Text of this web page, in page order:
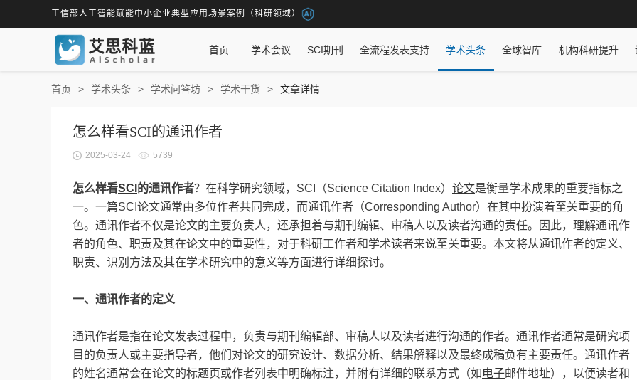
工信部人工智能赋能中小企业典型应用场景案例（科研领域）
首页 学术会议 SCI期刊 全流程发表支持 学术头条 全球智库 机构科研提升
首页 学术头条 学术问答坊 学术干货 文章详情
怎么样看SCI的通讯作者
2025-03-24 5739
怎么样看SCI 的通讯作者？在科学研究领域，SCI（Science Citation Index） 论文是衡量学术成果的重要指标之
一。一篇SCI论文通常由多位作者共同完成，而通讯作者（Corresponding Author）在其中扮演着至关重要的角
色。通讯作者不仅是论文的主要负责人，还承担着与期刊编辑、审稿人以及读者沟通的责任。因此，理解通讯作
者的角色、职责及其在论文中的重要性，对于科研工作者和学术读者来说至关重要。本文将从通讯作者的定义、
职责、识别方法及其在学术研究中的意义等方面进行详细探讨。
一、通讯作者的定义
通讯作者是指在论文发表过程中，负责与期刊编辑部、审稿人以及读者进行沟通的作者。通讯作者通常是研究项
目的负责人或主要指导者，他们对论文的研究设计、数据分析、结果解释以及最终成稿负有主要责任。通讯作者
的姓名通常会在论文的标题页或作者列表中明确标注，并附有详细的联系方式（如 电子邮件地址），以便读者和